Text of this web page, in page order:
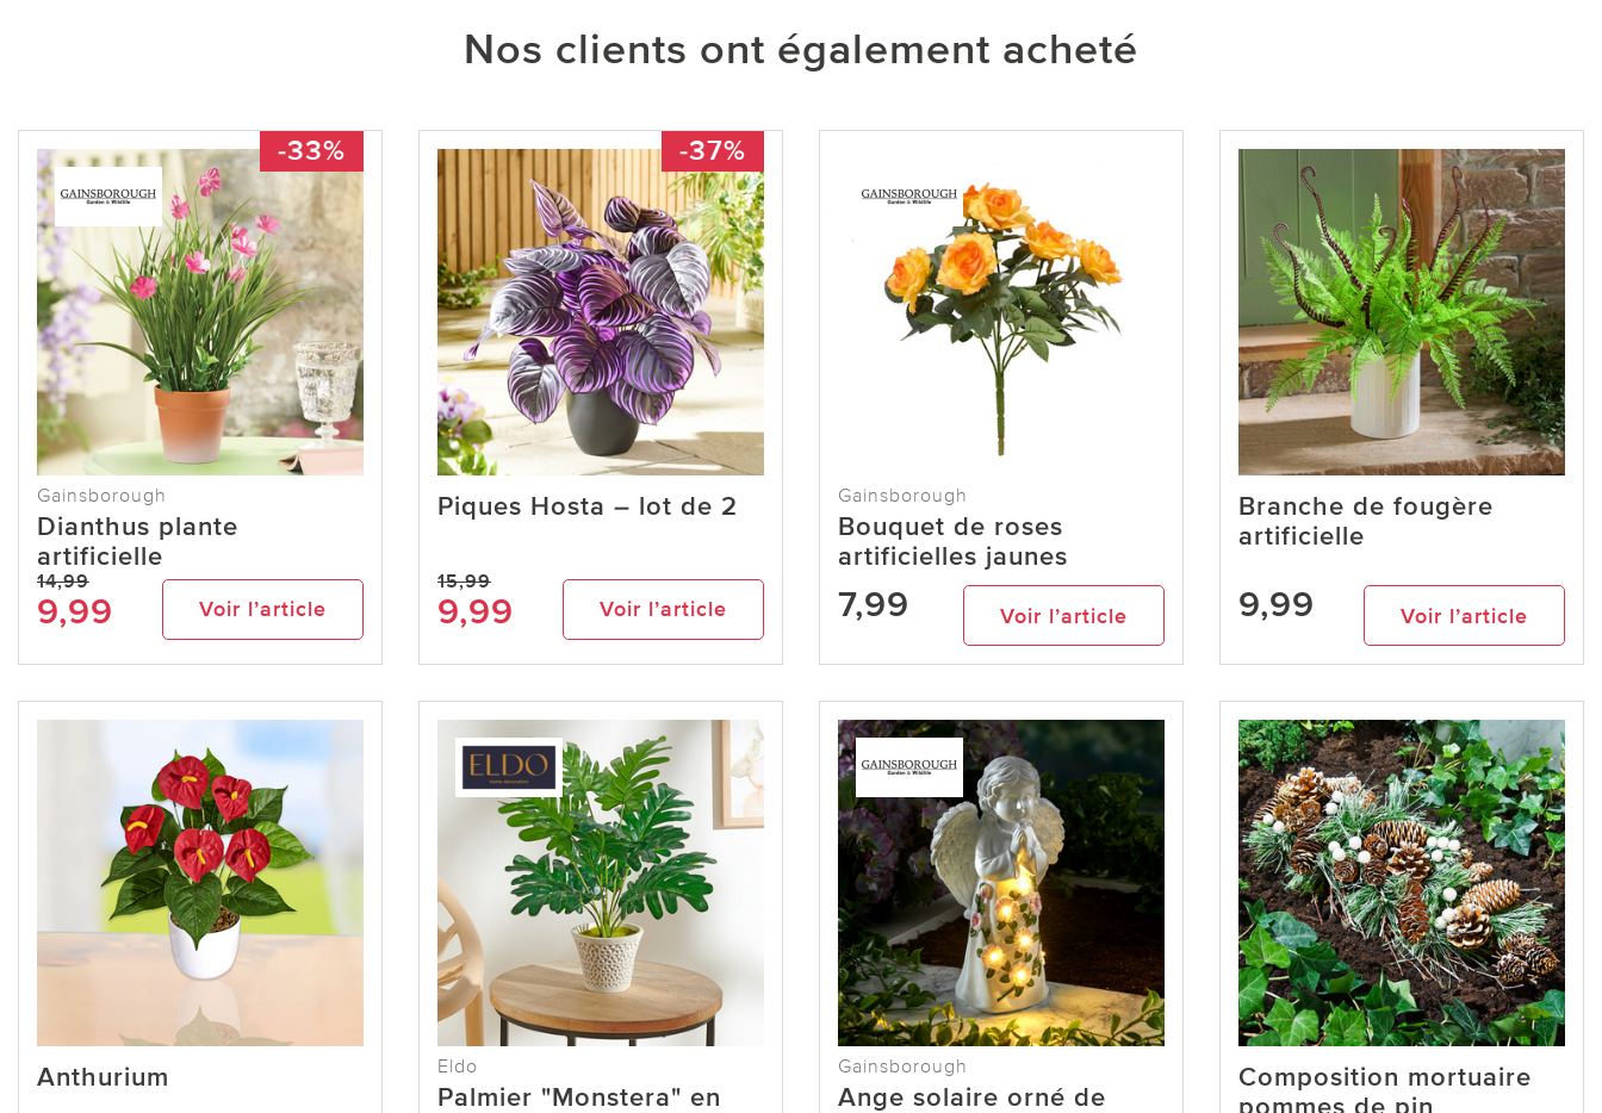
Nos clients ont également acheté
-33%
Gainsborough
Dianthus plante
artificielle
14,99
9,99 Voir l’article
-37%
Piques Hosta – lot de 2
15,99
9,99 Voir l’article
Gainsborough
Bouquet de roses
artificielles jaunes
7,99 Voir l’article
Branche de fougère
artificielle
9,99 Voir l’article
Anthurium Eldo
Palmier "Monstera" en
Gainsborough
Ange solaire orné de
Composition mortuaire